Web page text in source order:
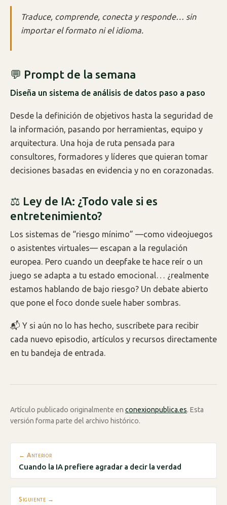
Traduce, comprende, conecta y responde… sin
importar el formato ni el idioma.
💬 Prompt de la semana
Diseña un sistema de análisis de datos paso a paso
Desde la definición de objetivos hasta la seguridad de
la información, pasando por herramientas, equipo y
arquitectura. Una hoja de ruta pensada para
consultores, formadores y líderes que quieran tomar
decisiones basadas en evidencia y no en corazonadas.
⚖️ Ley de IA: ¿Todo vale si es
entretenimiento?
Los sistemas de “riesgo mínimo” —como videojuegos
o asistentes virtuales— escapan a la regulación
europea. Pero cuando un deepfake te hace reír o un
juego se adapta a tu estado emocional… ¿realmente
estamos hablando de bajo riesgo? Un debate abierto
que pone el foco donde suele haber sombras.
📬 Y si aún no lo has hecho, suscríbete para recibir
cada nuevo episodio, artículos y recursos directamente
en tu bandeja de entrada.
Artículo publicado originalmente en conexionpublica.es. Esta
versión forma parte del archivo histórico.
← Anterior
Cuando la IA prefiere agradar a decir la verdad
Siguiente →